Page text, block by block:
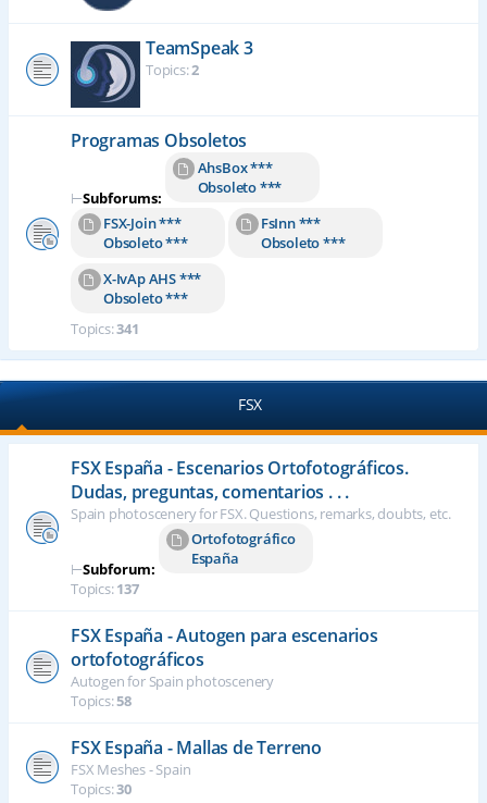
TeamSpeak 3
Topics:2
Programas Obsoletos
⊢Subforums:
AhsBox ***
Obsoleto ***
FSX-Join ***
Obsoleto ***
FsInn ***
Obsoleto ***
X-IvAp AHS ***
Obsoleto ***
Topics:341
FSX
FSX España - Escenarios Ortofotográficos.
Dudas, preguntas, comentarios . . .
Spain photoscenery for FSX. Questions, remarks, doubts, etc.
⊢Subforum:
Ortofotográfico
España
Topics:137
FSX España - Autogen para escenarios
ortofotográficos
Autogen for Spain photoscenery
Topics:58
FSX España - Mallas de Terreno
FSX Meshes - Spain
Topics:30